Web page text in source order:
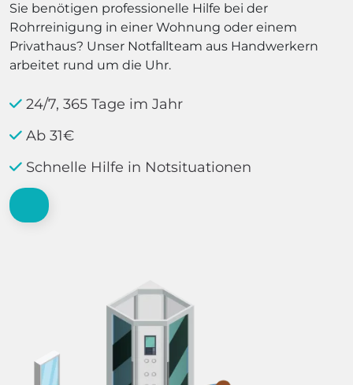
Sie benötigen professionelle Hilfe bei der
Rohrreinigung in einer Wohnung oder einem
Privathaus? Unser Notfallteam aus Handwerkern
arbeitet rund um die Uhr.
24/7, 365 Tage im Jahr
Ab 31€
Schnelle Hilfe in Notsituationen